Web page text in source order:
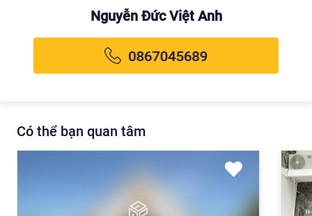
Nguyễn Đức Việt Anh
Có thể bạn quan tâm